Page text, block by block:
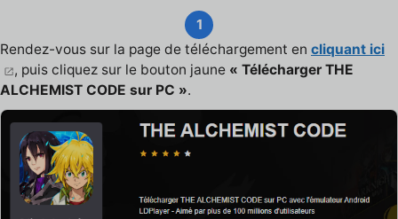
1
Rendez-vous sur la page de téléchargement en cliquant ici
, puis cliquez sur le bouton jaune « Télécharger THE
ALCHEMIST CODE sur PC ».